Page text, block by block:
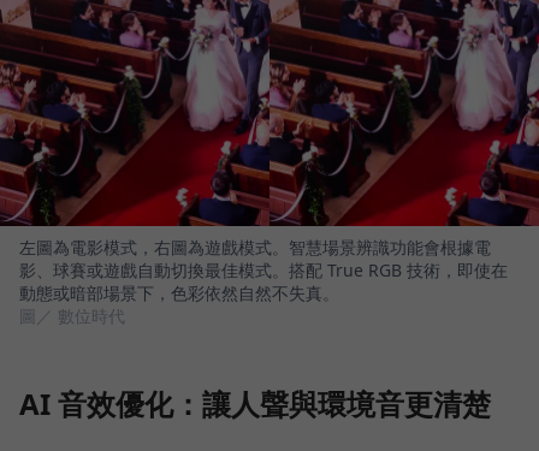
左圖為電影模式，右圖為遊戲模式。智慧場景辨識功能會根據電
影、球賽或遊戲自動切換最佳模式。搭配 True RGB 技術，即使在
動態或暗部場景下，色彩依然自然不失真。
圖／ 數位時代
AI 音效優化：讓人聲與環境音更清楚